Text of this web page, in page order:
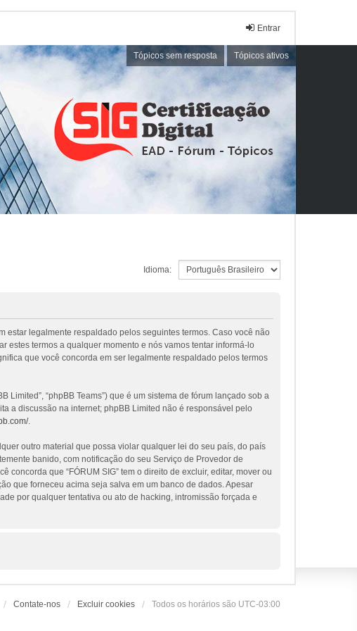
Entrar
Tópicos sem resposta Tópicos ativos
Idioma:
estar legalmente respaldado pelos seguintes termos. Caso você não
estes termos a qualquer momento e nós vamos tentar informá-lo
que você concorda em ser legalmente respaldado pelos termos
Limited”, “phpBB Teams”) que é um sistema de fórum lançado sob a
a discussão na internet; phpBB Limited não é responsável pelo
.
outro material que possa violar qualquer lei do seu país, do país
banido, com notificação do seu Serviço de Provedor de
que “FÓRUM SIG” tem o direito de excluir, editar, mover ou
que forneceu acima seja salva em um banco de dados. Apesar
por qualquer tentativa ou ato de hacking, intromissão forçada e
Contate-nos Excluir cookies Todos os horários são UTC-03:00